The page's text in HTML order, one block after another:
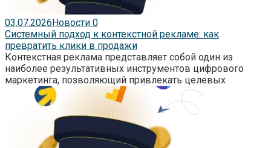
03.07.2026Новости 0
Системный подход к контекстной рекламе: как
превратить клики в продажи
Контекстная реклама представляет собой один из
наиболее результативных инструментов цифрового
маркетинга, позволяющий привлекать целевых